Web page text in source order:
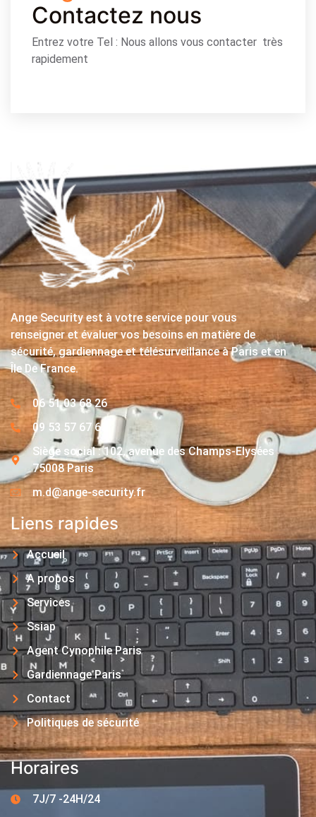
Contactez nous
Entrez votre Tel : Nous allons vous contacter très
rapidement
Ange Security est à votre service pour vous
renseigner et évaluer vos besoins en matière de
sécurité, gardiennage et télésurveillance à Paris et en
Île De France.
06 51 03 68 26
09 53 57 67 63
Siège social : 102, avenue des Champs-Elysées
75008 Paris
m.d@ange-security.fr
Liens rapides
Accueil
A propos
Services
Ssiap
Agent Cynophile Paris
Gardiennage Paris
Contact
Politiques de sécurité
Horaires
7J/7 -24H/24